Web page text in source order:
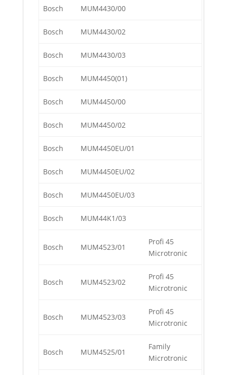
Bosch MUM4430/00
Bosch MUM4430/02
Bosch MUM4430/03
Bosch MUM4450(01)
Bosch MUM4450/00
Bosch MUM4450/02
Bosch MUM4450EU/01
Bosch MUM4450EU/02
Bosch MUM4450EU/03
Bosch MUM44K1/03
Bosch MUM4523/01
Profi 45
Microtronic
Bosch MUM4523/02
Profi 45
Microtronic
Bosch MUM4523/03
Profi 45
Microtronic
Bosch MUM4525/01
Family
Microtronic